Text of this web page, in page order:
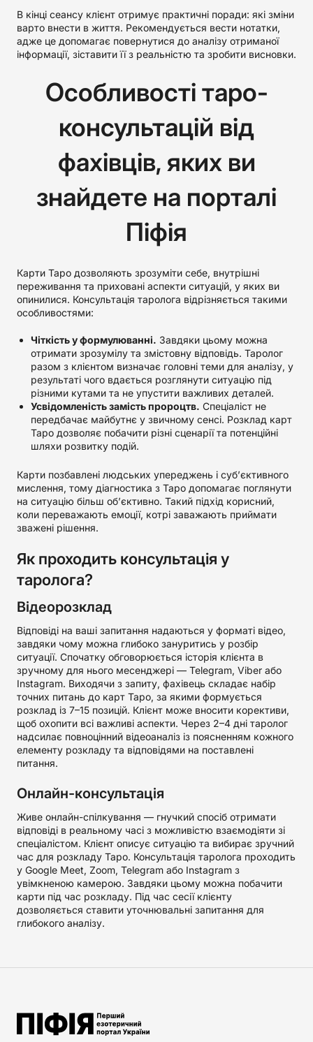
В кінці сеансу клієнт отримує практичні поради: які зміни
варто внести в життя. Рекомендується вести нотатки,
адже це допомагає повернутися до аналізу отриманої
інформації, зіставити її з реальністю та зробити висновки.
Особливості таро-
консультацій від
фахівців, яких ви
знайдете на порталі
Піфія
Карти Таро дозволяють зрозуміти себе, внутрішні
переживання та приховані аспекти ситуацій, у яких ви
опинилися. Консультація таролога відрізняється такими
особливостями:
Чіткість у формулюванні. Завдяки цьому можна
отримати зрозумілу та змістовну відповідь. Таролог
разом з клієнтом визначає головні теми для аналізу, у
результаті чого вдається розглянути ситуацію під
різними кутами та не упустити важливих деталей.
Усвідомленість замість пророцтв. Спеціаліст не
передбачає майбутнє у звичному сенсі. Розклад карт
Таро дозволяє побачити різні сценарії та потенційні
шляхи розвитку подій.
Карти позбавлені людських упереджень і суб’єктивного
мислення, тому діагностика з Таро допомагає поглянути
на ситуацію більш об’єктивно. Такий підхід корисний,
коли переважають емоції, котрі заважають приймати
зважені рішення.
Як проходить консультація у
таролога?
Відеорозклад
Відповіді на ваші запитання надаються у форматі відео,
завдяки чому можна глибоко зануритись у розбір
ситуації. Спочатку обговорюється історія клієнта в
зручному для нього месенджері — Telegram, Viber або
Instagram. Виходячи з запиту, фахівець складає набір
точних питань до карт Таро, за якими формується
розклад із 7–15 позицій. Клієнт може вносити корективи,
щоб охопити всі важливі аспекти. Через 2–4 дні таролог
надсилає повноцінний відеоаналіз із поясненням кожного
елементу розкладу та відповідями на поставлені
питання.
Онлайн-консультація
Живе онлайн-спілкування — гнучкий спосіб отримати
відповіді в реальному часі з можливістю взаємодіяти зі
спеціалістом. Клієнт описує ситуацію та вибирає зручний
час для розкладу Таро. Консультація таролога проходить
у Google Meet, Zoom, Telegram або Instagram з
увімкненою камерою. Завдяки цьому можна побачити
карти під час розкладу. Під час сесії клієнту
дозволяється ставити уточнювальні запитання для
глибокого аналізу.